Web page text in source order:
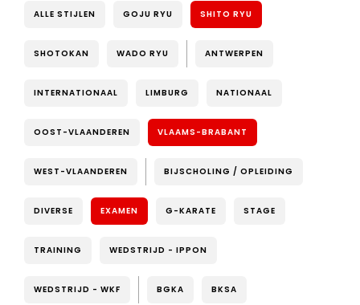
ALLE STIJLEN GOJU RYU SHITO RYU
SHOTOKAN WADO RYU ANTWERPEN
INTERNATIONAAL LIMBURG NATIONAAL
OOST-VLAANDEREN VLAAMS-BRABANT
WEST-VLAANDEREN BIJSCHOLING / OPLEIDING
DIVERSE EXAMEN G-KARATE STAGE
TRAINING WEDSTRIJD - IPPON
WEDSTRIJD - WKF BGKA BKSA